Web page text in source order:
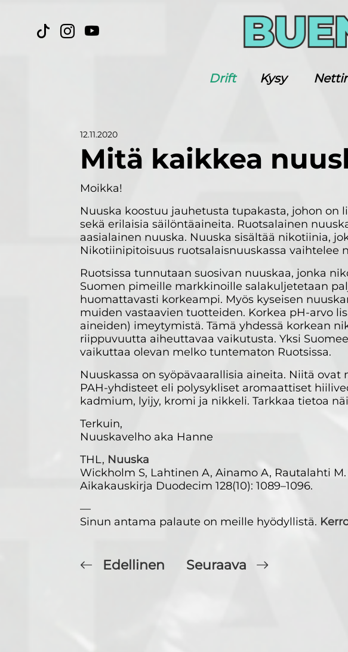
Drift Kysy
12.11.2020
Mitä kaikkea
Moikka!
Nuuska koostuu jauhetusta tupakasta, johon on
sekä erilaisia säilöntäaineita. Ruotsalainen
aasialainen nuuska. Nuuska sisältää nikotiinia,
Nikotiinipitoisuus ruotsalaisnuuskassa vaihtelee
Ruotsissa tunnutaan suosivan nuuskaa, jonka
Suomen pimeille markkinoille salakuljetetaan
huomattavasti korkeampi. Myös kyseisen
muiden vastaavien tuotteiden. Korkea pH-arvo
aineiden) imeytymistä. Tämä yhdessä korkean
riippuvuutta aiheuttavaa vaikutusta. Yksi
vaikuttaa olevan melko tuntematon Ruotsissa.
Nuuskassa on syöpävaarallisia aineita. Niitä
PAH-yhdisteet eli polysykliset aromaattiset
kadmium, lyijy, kromi ja nikkeli. Tarkkaa tietoa
Terkuin,
Nuuskavelho aka Hanne
THL, Nuuska
Wickholm S, Lahtinen A, Ainamo A, Rautalahti
Aikakauskirja Duodecim 128(10): 1089–1096.
—
Sinun antama palaute on meille hyödyllistä.
Edellinen Seuraava